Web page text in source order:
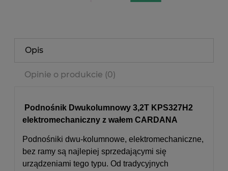
Opis
Opinie o produkcie (0)
Podnośnik Dwukolumnowy 3,2T KPS327H2
elektromechaniczny z wałem CARDANA
Podnośniki dwu-kolumnowe, elektromechaniczne,
bez ramy są najlepiej sprzedającymi się
urządzeniami tego typu. Od tradycyjnych